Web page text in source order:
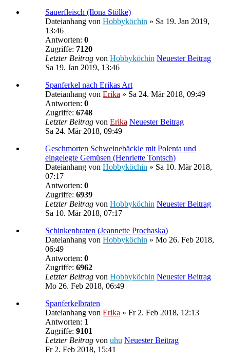
Sauerfleisch (Ilona Stölke)
Dateianhang von Hobbyköchin » Sa 19. Jan 2019,
13:46
Antworten: 0
Zugriffe: 7120
Letzter Beitrag von Hobbyköchin Neuester Beitrag
Sa 19. Jan 2019, 13:46
Spanferkel nach Erikas Art
Dateianhang von Erika » Sa 24. Mär 2018, 09:49
Antworten: 0
Zugriffe: 6748
Letzter Beitrag von Erika Neuester Beitrag
Sa 24. Mär 2018, 09:49
Geschmorten Schweinebäckle mit Polenta und
eingelegte Gemüsen (Henriette Tontsch)
Dateianhang von Hobbyköchin » Sa 10. Mär 2018,
07:17
Antworten: 0
Zugriffe: 6939
Letzter Beitrag von Hobbyköchin Neuester Beitrag
Sa 10. Mär 2018, 07:17
Schinkenbraten (Jeannette Prochaska)
Dateianhang von Hobbyköchin » Mo 26. Feb 2018,
06:49
Antworten: 0
Zugriffe: 6962
Letzter Beitrag von Hobbyköchin Neuester Beitrag
Mo 26. Feb 2018, 06:49
Spanferkelbraten
Dateianhang von Erika » Fr 2. Feb 2018, 12:13
Antworten: 1
Zugriffe: 9101
Letzter Beitrag von uhu Neuester Beitrag
Fr 2. Feb 2018, 15:41